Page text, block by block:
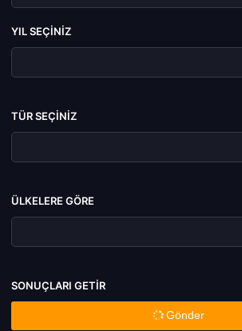
YIL SEÇINIZ
TÜR SEÇINIZ
ÜLKELERE GÖRE
SONUÇLARI GETIR
Gönder